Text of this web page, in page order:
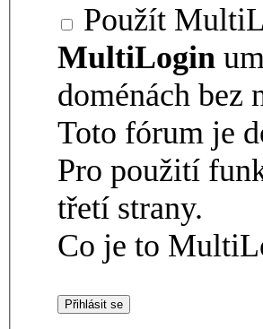
Použít
MultiLogin
doménách bez
Toto fórum je
Pro použití
třetí strany.
Co je to